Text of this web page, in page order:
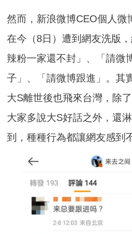
然而，新浪微博CEO個人微
在今（8日）遭到網友洗版
辣粉一家還不封」、「請微
子」、「請微博跟進」。其
大S離世後也飛來台灣，除
大家多說大S好話之外，還
到，種種行為都讓網友感到